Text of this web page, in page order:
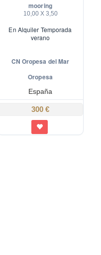
mooring
10,00 X 3,50
En Alquiler Temporada
verano
CN Oropesa del Mar
Oropesa
España
300 €